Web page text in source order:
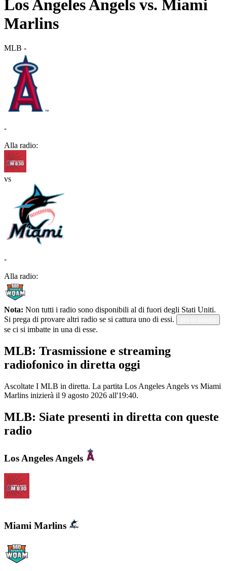
Los Angeles Angels vs. Miami
Marlins
MLB -
-
Alla radio:
vs
-
Alla radio:
Nota: Non tutti i radio sono disponibili al di fuori degli Stati Uniti.
Si prega di provare altri radio se si cattura uno di essi.
se ci si imbatte in una di esse.
MLB: Trasmissione e streaming
radiofonico in diretta oggi
Ascoltate I MLB in diretta. La partita Los Angeles Angels vs Miami
Marlins inizierà il 9 agosto 2026 all'19:40.
MLB: Siate presenti in diretta con queste
radio
Los Angeles Angels
Miami Marlins